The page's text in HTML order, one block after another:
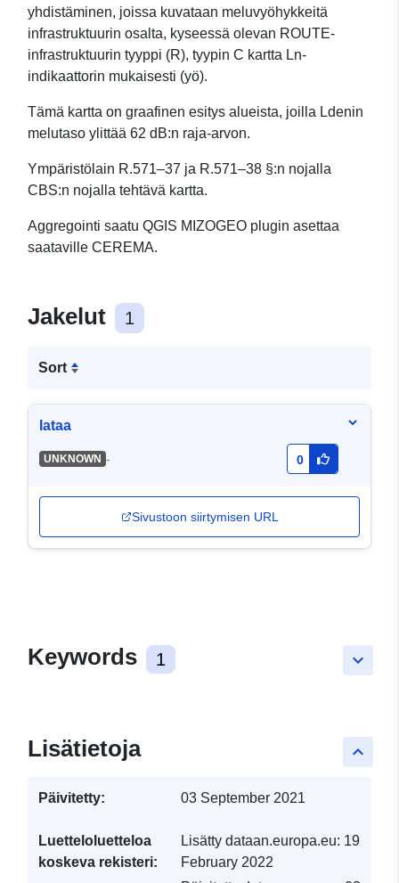
yhdistäminen, joissa kuvataan meluvyöhykkeitä
infrastruktuurin osalta, kyseessä olevan ROUTE-
infrastruktuurin tyyppi (R), tyypin C kartta Ln-
indikaattorin mukaisesti (yö).
Tämä kartta on graafinen esitys alueista, joilla Ldenin
melutaso ylittää 62 dB:n raja-arvon.
Ympäristölain R.571–37 ja R.571–38 §:n nojalla
CBS:n nojalla tehtävä kartta.
Aggregointi saatu QGIS MIZOGEO plugin asettaa
saataville CEREMA.
Jakelut 1
Sort
lataa
UNKNOWN - 0
Sivustoon siirtymisen URL
keyboard_arrow_down
Keywords 1
keyboard_arrow_up
Lisätietoja
Päivitetty: 03 September 2021
Luetteloluetteloa
koskeva rekisteri:
Lisätty dataan.europa.eu: 19
February 2022